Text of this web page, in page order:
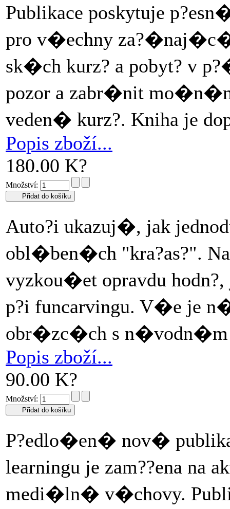
Publikace poskytuje
pro v�echny
sk�ch kurz? a pobyt? v
pozor a zabr�nit
veden� kurz?. Kniha je
Popis zboží...
180.00 K?
Množství:
Auto?i ukazuj�, jak
obl�ben�ch "kra?as?".
vyzkou�et opravdu
p?i funcarvingu. V�e je
obr�zc�ch s n�vodn�m
Popis zboží...
90.00 K?
Množství:
P?edlo�en� nov�
learningu je zam??ena na
medi�ln� v�chovy.